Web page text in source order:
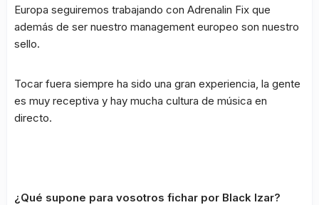
Europa seguiremos trabajando con Adrenalin Fix que
además de ser nuestro management europeo son nuestro
sello.
Tocar fuera siempre ha sido una gran experiencia, la gente
es muy receptiva y hay mucha cultura de música en
directo.
¿Qué supone para vosotros fichar por Black Izar?